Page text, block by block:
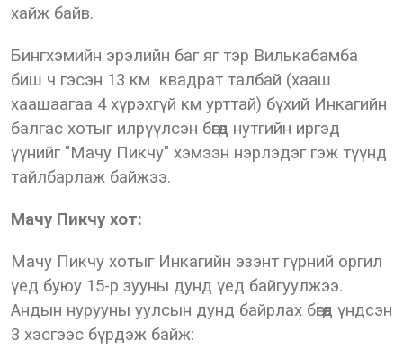
хайж байв.
Бингхэмийн эрэлийн баг яг тэр Вилькабамба
биш ч гэсэн 13 км квадрат талбай (хааш
хаашаагаа 4 хүрэхгүй км урттай) бүхий Инкагийн
балгас хотыг илрүүлсэн бөгөөд нутгийн иргэд
үүнийг "Мачу Пикчу" хэмээн нэрлэдэг гэж түүнд
тайлбарлаж байжээ.
Мачу Пикчу хот:
Мачу Пикчу хотыг Инкагийн эзэнт гүрний оргил
үед буюу 15-р зууны дунд үед байгуулжээ.
Андын нурууны уулсын дунд байрлах бөгөөд үндсэн
3 хэсгээс бүрдэж байж: